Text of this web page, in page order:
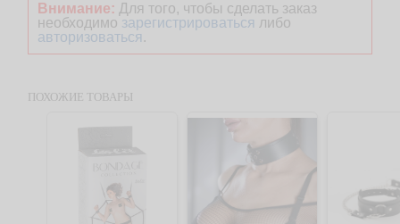
Внимание: Для того, чтобы сделать заказ
необходимо зарегистрироваться либо
авторизоваться .
ПОХОЖИЕ ТОВАРЫ